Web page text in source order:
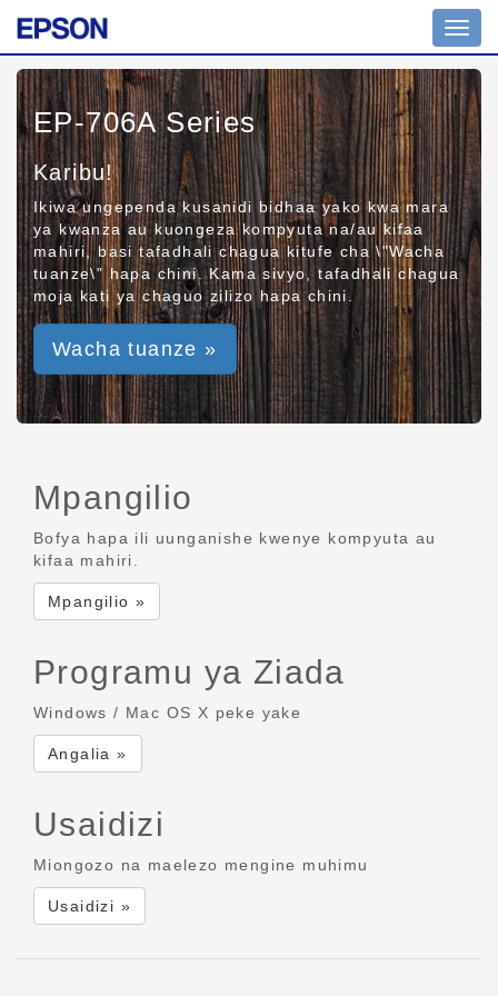
EP-706A Series
Karibu!
Ikiwa ungependa kusanidi bidhaa yako kwa mara
ya kwanza au kuongeza kompyuta na/au kifaa
mahiri, basi tafadhali chagua kitufe cha \"Wacha
tuanze\" hapa chini. Kama sivyo, tafadhali chagua
moja kati ya chaguo zilizo hapa chini.
Wacha tuanze »
Mpangilio
Bofya hapa ili uunganishe kwenye kompyuta au
kifaa mahiri.
Mpangilio »
Programu ya Ziada
Windows / Mac OS X peke yake
Angalia »
Usaidizi
Miongozo na maelezo mengine muhimu
Usaidizi »